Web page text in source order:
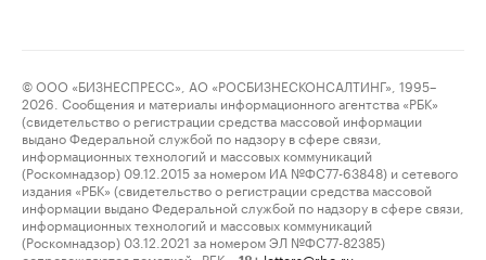
© ООО «БИЗНЕСПРЕСС», АО «РОСБИЗНЕСКОНСАЛТИНГ», 1995–
2026. Сообщения и материалы информационного агентства «РБК»
(свидетельство о регистрации средства массовой информации
выдано Федеральной службой по надзору в сфере связи,
информационных технологий и массовых коммуникаций
(Роскомнадзор) 09.12.2015 за номером ИА №ФС77-63848) и сетевого
издания «РБК» (свидетельство о регистрации средства массовой
информации выдано Федеральной службой по надзору в сфере связи,
информационных технологий и массовых коммуникаций
(Роскомнадзор) 03.12.2021 за номером ЭЛ №ФС77-82385)